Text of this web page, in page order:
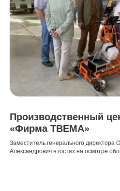
Производственный
«Фирма ТВЕМА»
Заместитель генерального
Александрович в гостях на осмотре